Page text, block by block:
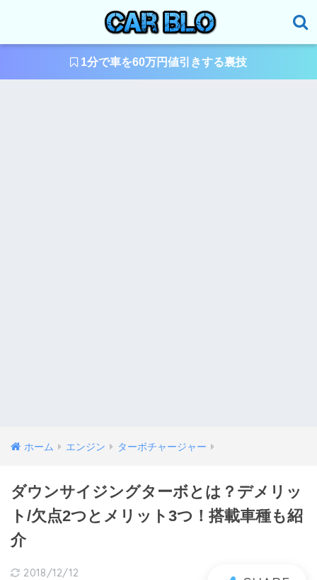
1分で車を60万円値引きする裏技
ホーム エンジン ターボチャージャー
ダウンサイジングターボとは？デメリッ
ト/欠点2つとメリット3つ！搭載車種も紹
介
2018/12/12